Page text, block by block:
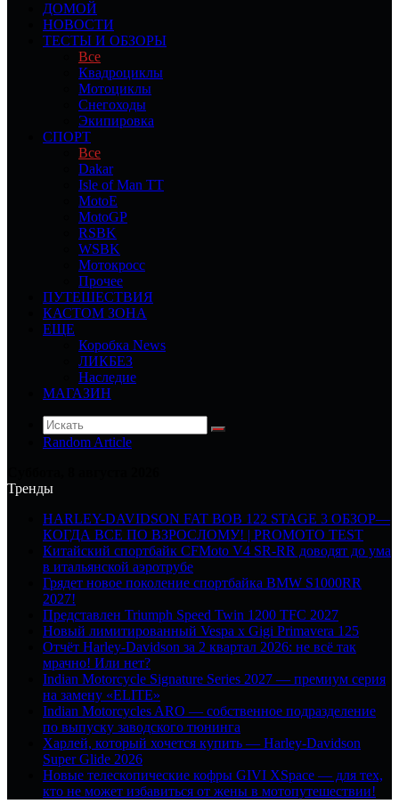
ДОМОЙ
НОВОСТИ
ТЕСТЫ И ОБЗОРЫ
Все
Квадроциклы
Мотоциклы
Снегоходы
Экипировка
СПОРТ
Все
Dakar
Isle of Man TT
MotoE
MotoGP
RSBK
WSBK
Мотокросс
Прочее
ПУТЕШЕСТВИЯ
КАСТОМ ЗОНА
ЕЩЕ
Коробка News
ЛИКБЕЗ
Наследие
МАГАЗИН
Random Article
Тренды
HARLEY-DAVIDSON FAT BOB 122 STAGE 3 ОБЗОР—
КОГДА ВСЕ ПО ВЗРОСЛОМУ! | PROMOTO TEST
Китайский спортбайк CFMoto V4 SR-RR доводят до ума
в итальянской аэротрубе
Грядет новое поколение спортбайка BMW S1000RR
2027!
Представлен Triumph Speed Twin 1200 TFC 2027
Новый лимитированный Vespa x Gigi Primavera 125
Отчёт Harley-Davidson за 2 квартал 2026: не всё так
мрачно! Или нет?
Indian Motorcycle Signature Series 2027 — премиум серия
на замену «ELITE»
Indian Motorcycles ARO — собственное подразделение
по выпуску заводского тюнинга
Харлей, который хочется купить — Harley-Davidson
Super Glide 2026
Новые телескопические кофры GIVI XSpace — для тех,
кто не может избавиться от жены в мотопутешествии!